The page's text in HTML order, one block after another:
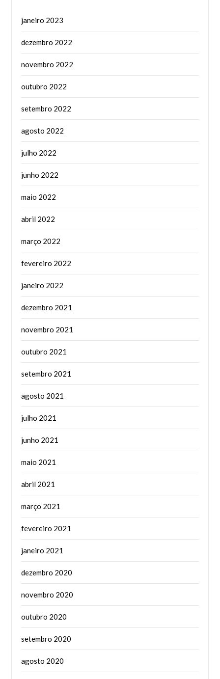
janeiro 2023
dezembro 2022
novembro 2022
outubro 2022
setembro 2022
agosto 2022
julho 2022
junho 2022
maio 2022
abril 2022
março 2022
fevereiro 2022
janeiro 2022
dezembro 2021
novembro 2021
outubro 2021
setembro 2021
agosto 2021
julho 2021
junho 2021
maio 2021
abril 2021
março 2021
fevereiro 2021
janeiro 2021
dezembro 2020
novembro 2020
outubro 2020
setembro 2020
agosto 2020